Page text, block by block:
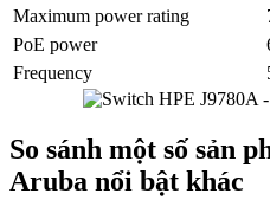
Maximum power rating
PoE power
Frequency
So sánh một số sản
Aruba nổi bật khác